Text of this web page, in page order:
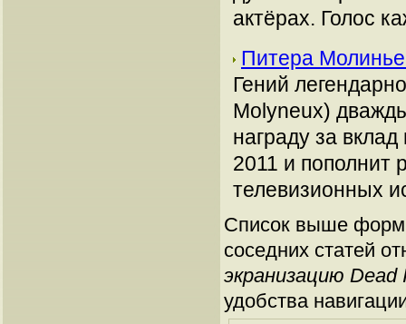
актёрах. Голос
Питера
Гений
Molyneux)
награду за
2011 и пополнит
телевизионных
Список выше
соседних статей
экранизацию
удобства